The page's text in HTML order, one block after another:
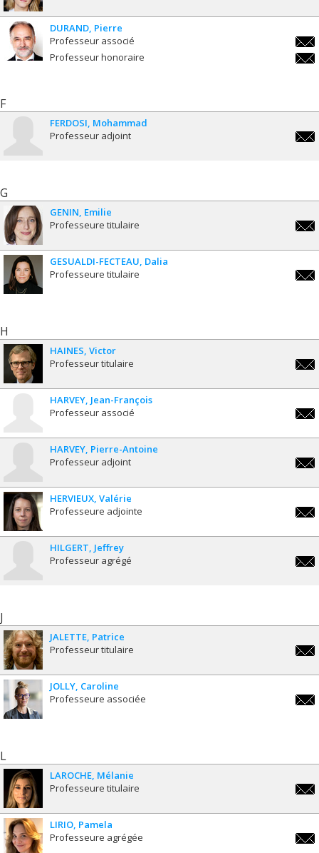
DURAND Pierre
Professeur associé
Professeur honoraire
F
FERDOSI Mohammad
Professeur adjoint
G
GENIN Emilie
Professeure titulaire
GESUALDI-FECTEAU Dalia
Professeure titulaire
H
HAINES Victor
Professeur titulaire
HARVEY Jean-François
Professeur associé
HARVEY Pierre-Antoine
Professeur adjoint
HERVIEUX Valérie
Professeure adjointe
HILGERT Jeffrey
Professeur agrégé
J
JALETTE Patrice
Professeur titulaire
JOLLY Caroline
Professeure associée
L
LAROCHE Mélanie
Professeure titulaire
LIRIO Pamela
Professeure agrégée